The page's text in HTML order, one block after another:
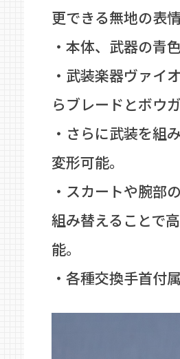
更できる無地の表
・本体、武器の青
・武装楽器ヴァイ
らブレードとボウ
・さらに武装を組
変形可能。
・スカートや腕部
組み替えることで
能。
・各種交換手首付